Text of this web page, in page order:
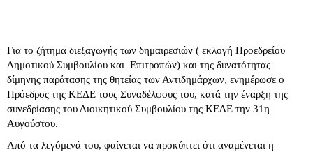
Για το ζήτημα διεξαγωγής των δημαιρεσιών ( εκλογή Προεδρείου
Δημοτικού Συμβουλίου και Επιτροπών) και της δυνατότητας
δίμηνης παράτασης της θητείας των Αντιδημάρχων, ενημέρωσε ο
Πρόεδρος της ΚΕΔΕ τους Συναδέλφους του, κατά την έναρξη της
συνεδρίασης του Διοικητικού Συμβουλίου της ΚΕΔΕ την 31η
Αυγούστου.
Από τα λεγόμενά του, φαίνεται να προκύπτει ότι αναμένεται η